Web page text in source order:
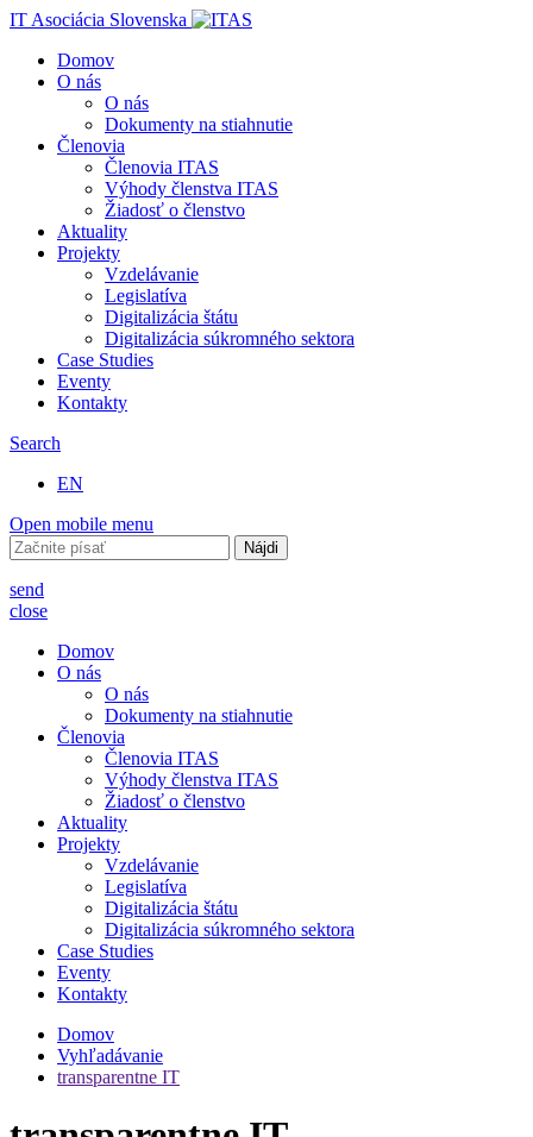
IT Asociácia Slovenska
Domov
O nás
O nás
Dokumenty na stiahnutie
Členovia
Členovia ITAS
Výhody členstva ITAS
Žiadosť o členstvo
Aktuality
Projekty
Vzdelávanie
Legislatíva
Digitalizácia štátu
Digitalizácia súkromného sektora
Case Studies
Eventy
Kontakty
Search
EN
Open mobile menu
Hľadať:
send
close
Domov
O nás
O nás
Dokumenty na stiahnutie
Členovia
Členovia ITAS
Výhody členstva ITAS
Žiadosť o členstvo
Aktuality
Projekty
Vzdelávanie
Legislatíva
Digitalizácia štátu
Digitalizácia súkromného sektora
Case Studies
Eventy
Kontakty
Domov
Vyhľadávanie
transparentne IT